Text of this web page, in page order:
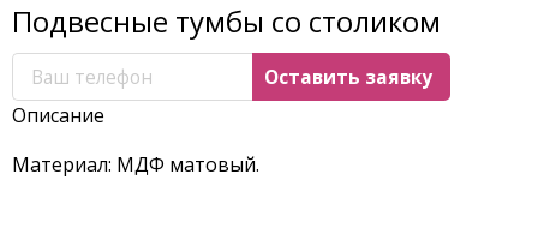
Подвесные тумбы со столиком
Описание
Материал: МДФ матовый.